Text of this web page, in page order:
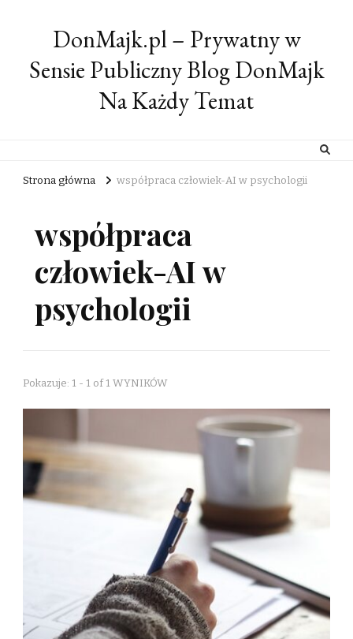
DonMajk.pl – Prywatny w
Sensie Publiczny Blog DonMajk
Na Każdy Temat
Strona główna współpraca człowiek-AI w psychologii
współpraca
człowiek-AI w
psychologii
Pokazuje: 1 - 1 of 1 WYNIKÓW